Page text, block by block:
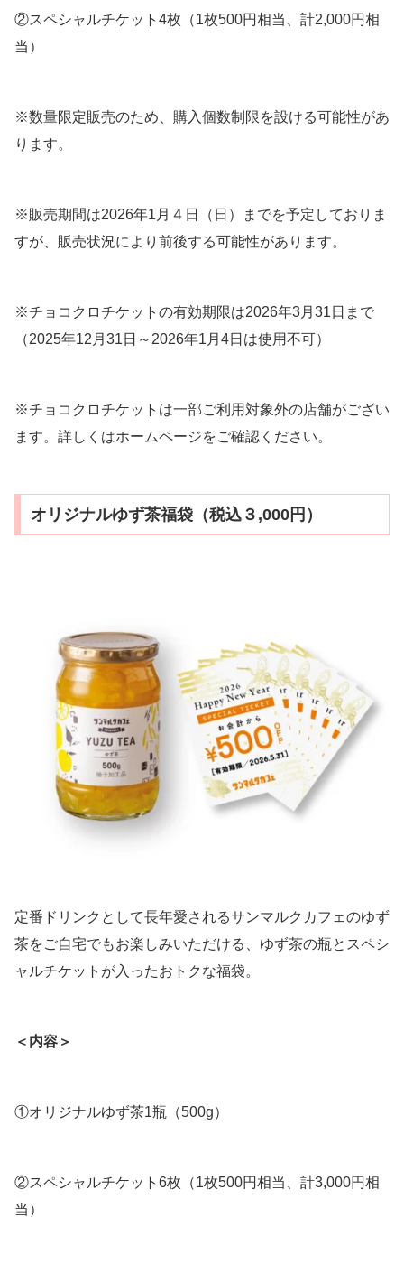
②スペシャルチケット4枚（1枚500円相当、計2,000円相
当）
※数量限定販売のため、購入個数制限を設ける可能性があ
ります。
※販売期間は2026年1月４日（日）までを予定しておりま
すが、販売状況により前後する可能性があります。
※チョコクロチケットの有効期限は2026年3月31日まで
（2025年12月31日～2026年1月4日は使用不可）
※チョコクロチケットは一部ご利用対象外の店舗がござい
ます。詳しくはホームページをご確認ください。
オリジナルゆず茶福袋（税込３,000円）
定番ドリンクとして長年愛されるサンマルクカフェのゆず
茶をご自宅でもお楽しみいただける、ゆず茶の瓶とスペシ
ャルチケットが入ったおトクな福袋。
＜内容＞
①オリジナルゆず茶1瓶（500g）
②スペシャルチケット6枚（1枚500円相当、計3,000円相
当）